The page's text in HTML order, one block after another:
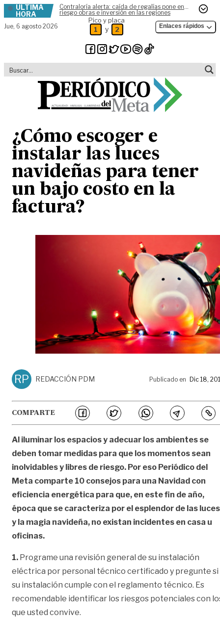
Skip to content
ÚLTIMA
HORA
Contraloría alerta: caída de regalías pone en
riesgo obras e inversión en las regiones
Jue, 6 agosto 2026
Pico y placa
1 y 2 Enlaces rápidos
¿Cómo escoger e
instalar las luces
navideñas para tener
un bajo costo en la
factura?
RP REDACCIÓN PDM Publicado en Dic 18,
COMPARTE
Al iluminar los espacios y adecuar los ambientes se
deben tomar medidas para que los momentos sean
inolvidables y libres de riesgo. Por eso Periódico del
Meta comparte 10 consejos para una Navidad con
eficiencia energética para que, en este fin de año,
época que se caracteriza por el esplendor de las luces
y la magia navideña, no existan incidentes en casa u
oficinas.
1. Programe una revisión general de su instalación
eléctrica por personal técnico certificado y pregunte si
su instalación cumple con el reglamento técnico. Es
recomendable identificar los riesgos potenciales con
que usted convive.